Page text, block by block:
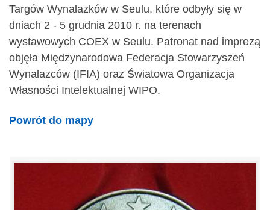
Targów Wynalazków w Seulu, które odbyły się w
dniach 2 - 5 grudnia 2010 r. na terenach
wystawowych COEX w Seulu. Patronat nad imprezą
objęła Międzynarodowa Federacja Stowarzyszeń
Wynalazców (IFIA) oraz Światowa Organizacja
Własności Intelektualnej WIPO.
Powrót do mapy